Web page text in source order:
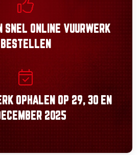
SNEL ONLINE VUURWERK
BESTELLEN
OPHALEN OP 29, 30 EN
2025